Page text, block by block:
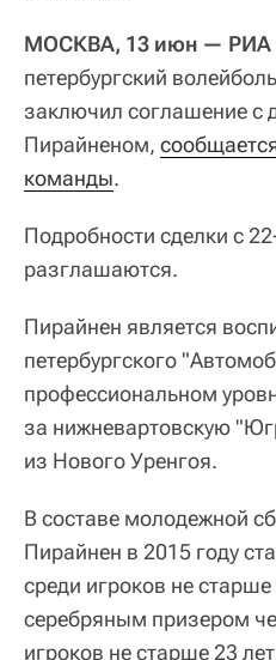
МОСКВА, 13 июн — РИА
петербургский
заключил соглашение с
Пирайненом,
команды.
Подробности сделки с
разглашаются.
Пирайнен является
петербургского
профессиональном
за нижневартовскую
из Нового Уренгоя.
В составе молодежной
Пирайнен в 2015 году
среди игроков не
серебряным призером
игроков не старше 23